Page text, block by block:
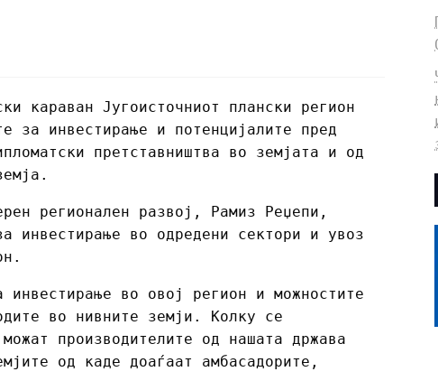
караван Југоисточниот плански регион
за инвестирање и потенцијалите пред
претставништва во земјата и од
регионален развој, Рамиз Реџепи,
инвестирање во одредени сектори и увоз
во овој регион и можностите
во нивните земји. Колку се
производителите од нашата држава
од каде доаѓаат амбасадорите,